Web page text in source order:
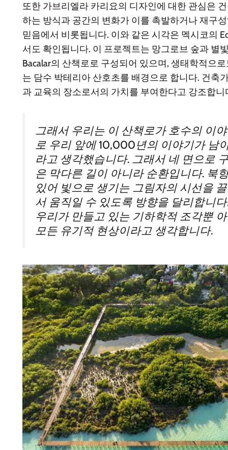
또한 가브리엘라 카리요의 디자인에 대한 관심은
하는 방식과 공간의 변화가 이를 촉발하거나 재구
믿음에서 비롯됩니다. 이와 같은 시각은 멕시코의
서도 확인됩니다. 이 프로젝트는 망그로브 숲과 별
Bacalar의 산책로로 구성되어 있으며, 생태학적으
는 담수 박테리아 산호초를 배경으로 합니다. 건축
과 교육의 장소로서의 가치를 부여한다고 강조합니
그래서 우리는 이 산책로가 호수의 이
로 우리 앞에 10,000년의 이야기가 남
라고 생각했습니다. 그래서 네 면으로
은 막다른 길이 아니라 순환입니다. 북
있어 빛으로 생기는 그림자의 시선을
서 움직일 수 있도록 방향을 달리합니
우리가 만들고 있는 기하학적 조각뿐
모든 유기적 현상이라고 생각합니다.